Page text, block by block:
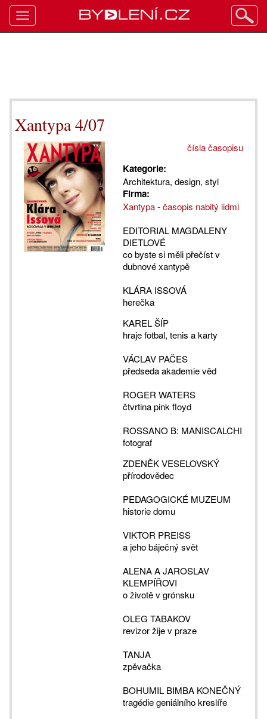
Xantypa 4/07
čísla časopisu
Kategorie:
Architektura, design, styl
Firma:
Xantypa - časopis nabitý lidmi
EDITORIAL MAGDALENY
DIETLOVÉ
co byste si měli přečíst v
dubnové xantypě
KLÁRA ISSOVÁ
herečka
KAREL ŠÍP
hraje fotbal, tenis a karty
VÁCLAV PAČES
předseda akademie věd
ROGER WATERS
čtvrtina pink floyd
ROSSANO B: MANISCALCHI
fotograf
ZDENĚK VESELOVSKÝ
přírodovědec
PEDAGOGICKÉ MUZEUM
historie domu
VIKTOR PREISS
a jeho báječný svět
ALENA A JAROSLAV
KLEMPÍŘOVI
o životě v grónsku
OLEG TABAKOV
revizor žije v praze
TANJA
zpěvačka
BOHUMIL BIMBA KONEČNÝ
tragédie geniálního kreslíře
Toggle
navigation